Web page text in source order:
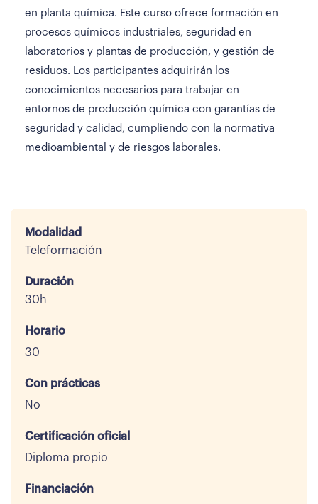
en planta química. Este curso ofrece formación en
procesos químicos industriales, seguridad en
laboratorios y plantas de producción, y gestión de
residuos. Los participantes adquirirán los
conocimientos necesarios para trabajar en
entornos de producción química con garantías de
seguridad y calidad, cumpliendo con la normativa
medioambiental y de riesgos laborales.
Modalidad
Teleformación
Duración
30h
Horario
30
Con prácticas
No
Certificación oficial
Diploma propio
Financiación